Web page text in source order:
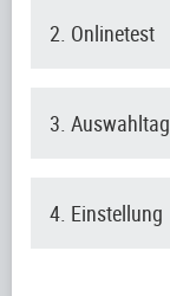
2. Onlinetest
3. Auswahltag
4. Einstellung